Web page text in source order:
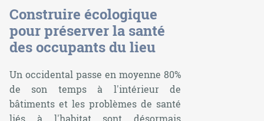
Construire écologique
pour préserver la santé
des occupants du lieu
Un occidental passe en moyenne 80%
de son temps à l'intérieur de
bâtiments et les problèmes de santé
liés à l'habitat sont désormais